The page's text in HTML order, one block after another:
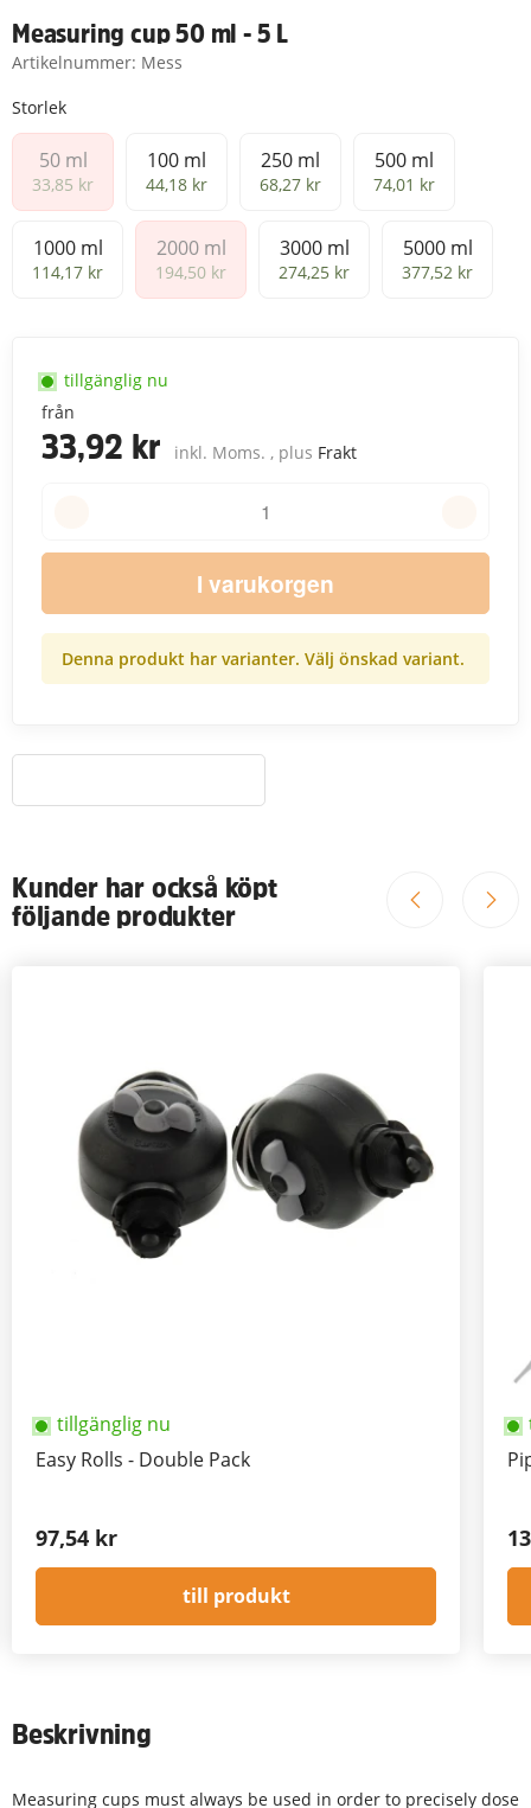
Measuring cup 50 ml - 5 L
Artikelnummer: Mess
Storlek
50 ml
50 ml
33,85 kr
100 ml
100 ml
44,18 kr
250 ml
250 ml
68,27 kr
500 ml
500 ml
74,01 kr
1000 ml
1000 ml
114,17 kr
2000 ml
2000 ml
194,50 kr
3000 ml
3000 ml
274,25 kr
5000 ml
5000 ml
377,52 kr
från
33,92 kr inkl. Moms. , plus Frakt
tillgänglig nu
I varukorgen
Denna produkt har varianter. Välj önskad variant.
Kunder har också köpt
följande produkter
tillgänglig nu
Easy Rolls - Double Pack
97,54 kr
till produkt
Beskrivning
Measuring cups must always be used in order to precisely dose